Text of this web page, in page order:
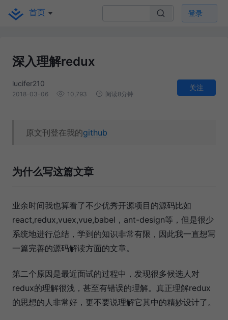
首页 登录
深入理解redux
lucifer210
2018-03-06 10,793 阅读8分钟
关注
原文刊登在我的github
为什么写这篇文章
业余时间我也算看了不少优秀开源项目的源码比如
react,redux,vuex,vue,babel，ant-design等，但是很少
系统地进行总结，学到的知识非常有限，因此我一直想写
一篇完善的源码解读方面的文章。
第二个原因是最近面试的过程中，发现很多候选人对
redux的理解很浅，甚至有错误的理解。真正理解redux
的思想的人非常好，更不要说理解它其中的精妙设计了。